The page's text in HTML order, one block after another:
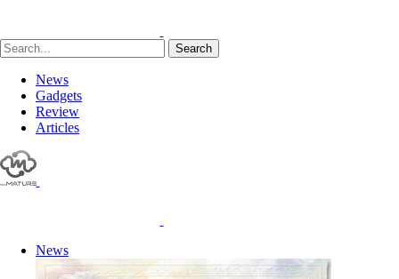
Search
News
Gadgets
Review
Articles
News